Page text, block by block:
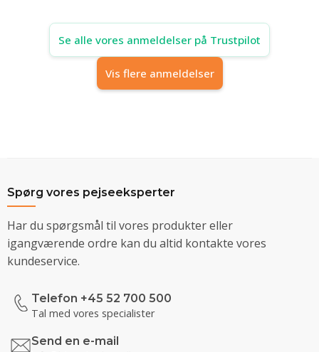
Se alle vores anmeldelser på Trustpilot
Vis flere anmeldelser
Spørg vores pejseeksperter
Har du spørgsmål til vores produkter eller
igangværende ordre kan du altid kontakte vores
kundeservice.
Telefon +45 52 700 500
Tal med vores specialister
Send en e-mail